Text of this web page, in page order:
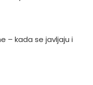
– kada se javljaju i